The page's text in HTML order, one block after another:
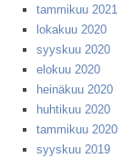
tammikuu 2021
lokakuu 2020
syyskuu 2020
elokuu 2020
heinäkuu 2020
huhtikuu 2020
tammikuu 2020
syyskuu 2019